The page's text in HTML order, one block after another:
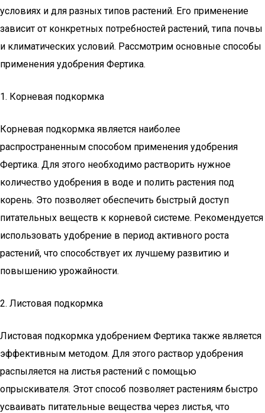
условиях и для разных типов растений. Его применение
зависит от конкретных потребностей растений, типа почвы
и климатических условий. Рассмотрим основные способы
применения удобрения Фертика.
1. Корневая подкормка
Корневая подкормка является наиболее
распространенным способом применения удобрения
Фертика. Для этого необходимо растворить нужное
количество удобрения в воде и полить растения под
корень. Это позволяет обеспечить быстрый доступ
питательных веществ к корневой системе. Рекомендуется
использовать удобрение в период активного роста
растений, что способствует их лучшему развитию и
повышению урожайности.
2. Листовая подкормка
Листовая подкормка удобрением Фертика также является
эффективным методом. Для этого раствор удобрения
распыляется на листья растений с помощью
опрыскивателя. Этот способ позволяет растениям быстро
усваивать питательные вещества через листья, что